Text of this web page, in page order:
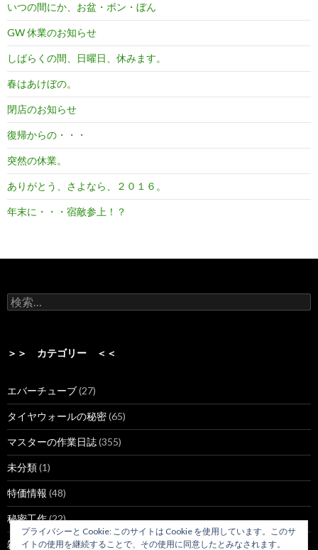
いつの間にか、お盆・ボン・ぼん
GW 休業のお知らせ
しばらくの間、日曜日、休みます。
春はあけぼの。
閉店のお知らせ
復帰からの・・・
突然の休業。
ありがとう、さよなら、２０１６。
年末に・・・宿敵参上！？
検
索:
＞＞ カテゴリー ＜＜
エバーチューブ(27)
タイヤウォールの秘密(65)
マスターの作業日誌(355)
未分類(1)
特価情報 (48)
秘密工作(22)
雑談(47)
プライバシーと Cookie: このサイトは Cookie を使用しています。このサ
イトの使用を継続することで、その使用に同意したとみなされます。